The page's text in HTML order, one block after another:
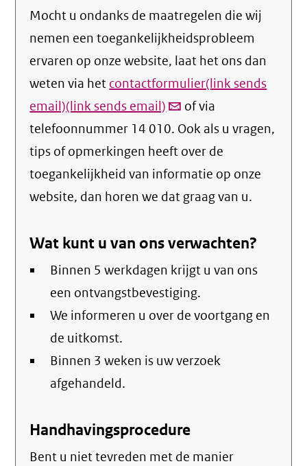
Mocht u ondanks de maatregelen die wij
nemen een toegankelijkheidsprobleem
ervaren op onze website, laat het ons dan
weten via het contactformulier(link sends
email)(link sends email) (link
verstuurt
email)
of via
telefoonnummer 14 010. Ook als u vragen,
tips of opmerkingen heeft over de
toegankelijkheid van informatie op onze
website, dan horen we dat graag van u.
Wat kunt u van ons verwachten?
Binnen 5 werkdagen krijgt u van ons
een ontvangstbevestiging.
We informeren u over de voortgang en
de uitkomst.
Binnen 3 weken is uw verzoek
afgehandeld.
Handhavingsprocedure
Bent u niet tevreden met de manier